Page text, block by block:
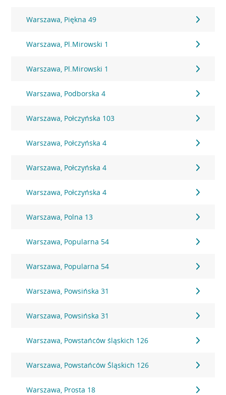
Warszawa, Piękna 49
Warszawa, Pl.Mirowski 1
Warszawa, Pl.Mirowski 1
Warszawa, Podborska 4
Warszawa, Połczyńska 103
Warszawa, Połczyńska 4
Warszawa, Połczyńska 4
Warszawa, Połczyńska 4
Warszawa, Polna 13
Warszawa, Popularna 54
Warszawa, Popularna 54
Warszawa, Powsińska 31
Warszawa, Powsińska 31
Warszawa, Powstańców śląskich 126
Warszawa, Powstańców Śląskich 126
Warszawa, Prosta 18